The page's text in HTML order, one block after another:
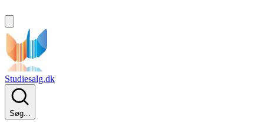
Studiesalg.dk
Søg...